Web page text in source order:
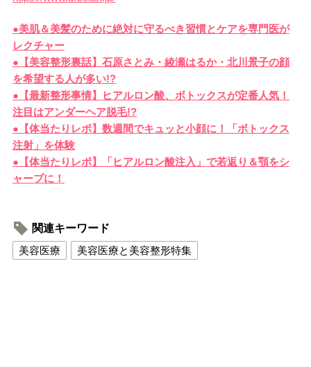
●美肌＆美髪のために絶対に守るべき習慣とケアを専門医が
レクチャー
●【美容整形裏話】石原さとみ・綾瀬はるか・北川景子の顔
を希望する人が多い!?
●【最新整形事情】ヒアルロン酸、ボトックスが定番人気！
注目はアンダーヘア脱毛!?
●【体当たりレポ】数週間でキュッと小顔に！「ボトックス
注射」を体験
●【体当たりレポ】「ヒアルロン酸注入」で若返り＆顎をシ
ャープに！
関連キーワード
美容医療
美容医療と美容整形特集